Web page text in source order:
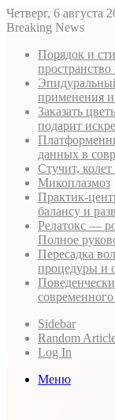
Четверг, 6 августа
Breaking News
Порядок и
применения и
Заказать
подарит
данных в
Стучит,
Микоплазмоз
Практик-
балансу и
Релатокс —
Полное
Пересадка
процедуры и
Sidebar
Random
Log In
Меню